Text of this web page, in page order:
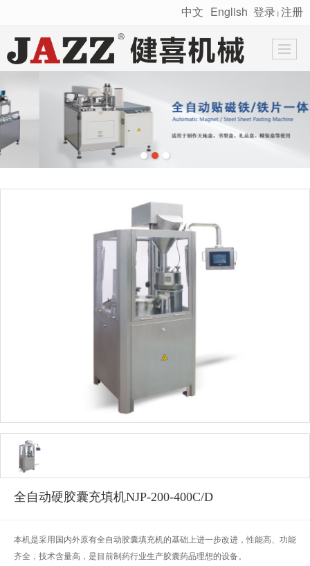
很遗憾，因您的浏览器版本过低导致无法获得最佳浏览体验，推荐下载安装谷歌浏览器！
中文 English 登录 丨 注册
全自动硬胶囊充填机NJP-200-400C/D
本机是采用国内外原有全自动胶囊填充机的基础上进一步改进，性能高、功能
齐全，技术含量高，是目前制药行业生产胶囊药品理想的设备。